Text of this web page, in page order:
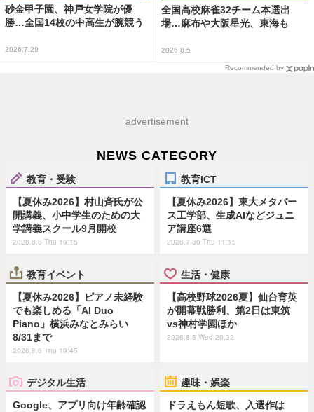
砂金甲子園、神戸女学院が優
勝…全国14校の中高生が腕競う
2026.7.29
全国高校麻雀32チーム本選出
場…麻布や大阪星光、東海も
2026.8.5
Recommended by
advertisement
NEWS CATEGORY
教育・受験
【夏休み2026】村山斉氏が公
開講義、小中学生のための大
学講義スクール9月開校
2026.8.6 Thu 19:15
教育ICT
【夏休み2026】東大メタバー
ス工学部、生成AIなどジュニ
ア講座6選
2026.7.30 Thu 11:15
教育イベント
【夏休み2026】ピアノ未経験
でも楽しめる「AI Duo
Piano」横浜みなとみらい
8/31まで
2026.8.6 Thu 19:45
生活・健康
【高校野球2026夏】仙台育英
が開幕戦勝利、第2日は東筑
vs神村学園ほか
2026.8.5 Wed 20:32
デジタル生活
Google、アプリ向け年齢確認
趣味・娯楽
ドラえもん短歌、入選作は